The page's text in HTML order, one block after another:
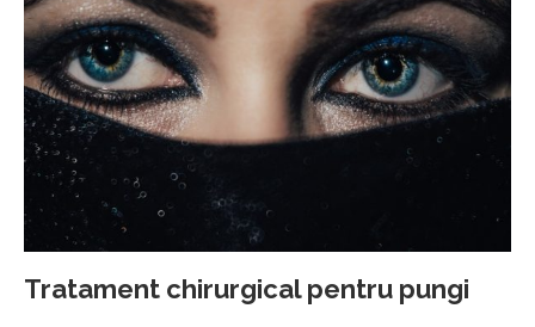
Tratament chirurgical pentru pungi